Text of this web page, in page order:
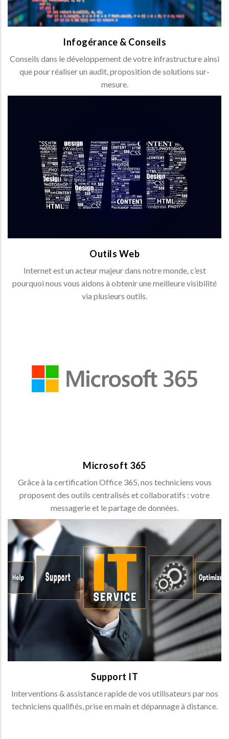
Infogérance & Conseils
Conseils dans le développement de votre infrastructure ainsi
que pour réaliser un audit, proposition de solutions sur-
mesure.
Outils Web
Internet est un acteur majeur dans notre monde, c’est
pourquoi nous vous aidons à obtenir une meilleure visibilité
via plusieurs outils.
- Création de sites Internet, Hébergement de sites et
Noms de domaine,
- E-marketing & Référencement
OUTILS WEB >
Microsoft 365
Grâce à la certification Office 365, nos techniciens vous
proposent des outils centralisés et collaboratifs : votre
messagerie et le partage de données.
(Outlook, Sharepoint, etc…).
MICROSOFT 365 >
Support IT
Interventions & assistance rapide de vos utilisateurs par nos
techniciens qualifiés, prise en main et dépannage à distance.
Support IT
Assistance rapide de vos utilisateurs par nos
techniciens qualifiés. Ceux-ci sont disponibles pendant
vos heures de bureaux pour tous types de support
(Back-office, mise à jour, etc…).
SUPPORT IT >